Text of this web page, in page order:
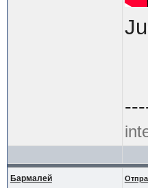
Бармалей